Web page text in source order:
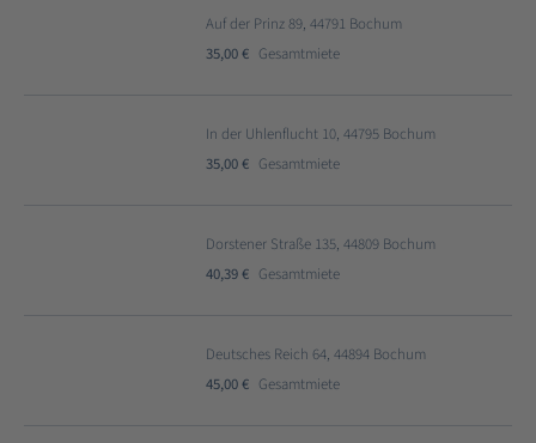
Auf der Prinz 89, 44791 Bochum
35,00 € Gesamtmiete
In der Uhlenflucht 10, 44795 Bochum
35,00 € Gesamtmiete
Dorstener Straße 135, 44809 Bochum
40,39 € Gesamtmiete
Deutsches Reich 64, 44894 Bochum
45,00 € Gesamtmiete